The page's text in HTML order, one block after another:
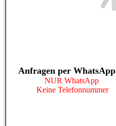
Anfragen per WhatsApp
NUR WhatsApp
Keine Telefonnummer